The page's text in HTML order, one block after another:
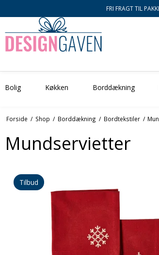
FRI FRAGT TIL
Bolig Køkken Borddækning
Forside / Shop / Borddækning / Bordtekstiler /
Mundservietter
Tilbud